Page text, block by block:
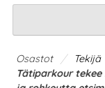
Osastot / Tekijä
Tätiparkour